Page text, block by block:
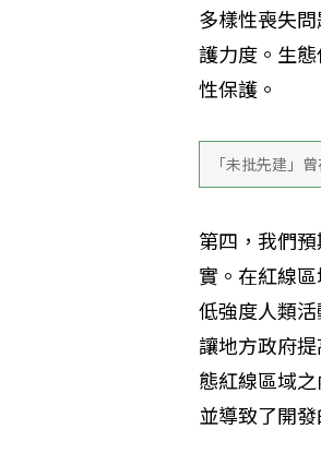
多樣性喪失
護力度。生
性保護。
「未批先建」
第四，我們
實。在紅線
低強度人類
讓地方政府
態紅線區域
並導致了開